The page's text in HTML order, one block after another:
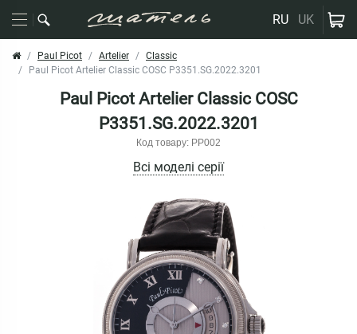
RU UK
Paul Picot Artelier
Classic
Paul Picot Artelier Classic COSC P3351.SG.2022.3201
Paul Picot Artelier Classic COSC
P3351.SG.2022.3201
Код товару: PP002
Всі моделі серії